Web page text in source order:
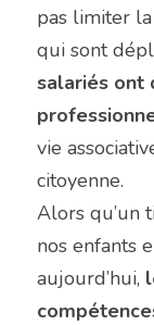
pas limiter
qui sont
salariés ont
vie
citoyenne.
Alors qu’un
nos enfants
aujourd’hui,